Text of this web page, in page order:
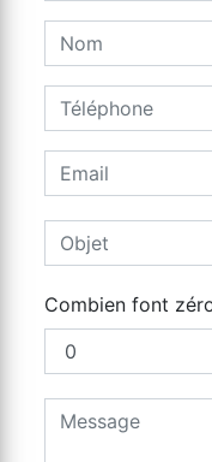
Combien font